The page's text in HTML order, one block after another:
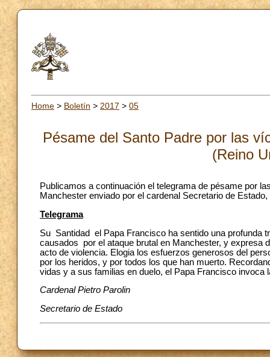
Home > Boletín > 2017 > 05
Pésame del Santo Padre por las
(Reino
Publicamos a continuación el telegrama de pésame por
Manchester enviado por el cardenal Secretario de
Telegrama
Su Santidad el Papa Francisco ha sentido una profunda
causados por el ataque brutal en Manchester, y expresa
acto de violencia. Elogia los esfuerzos generosos del
por los heridos, y por todos los que han muerto.
vidas y a sus familias en duelo, el Papa Francisco
Cardenal Pietro Parolin
Secretario de Estado